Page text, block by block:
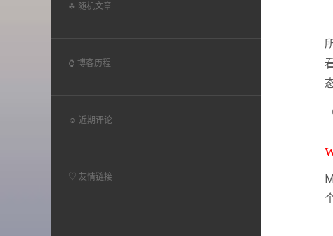
☘ 随机文章
⌚ 博客历程
☺ 近期评论
♡ 友情链接